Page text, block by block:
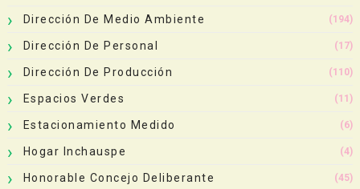
Dirección De Medio Ambiente (194)
Dirección De Personal (17)
Dirección De Producción (110)
Espacios Verdes (11)
Estacionamiento Medido (6)
Hogar Inchauspe (4)
Honorable Concejo Deliberante (45)